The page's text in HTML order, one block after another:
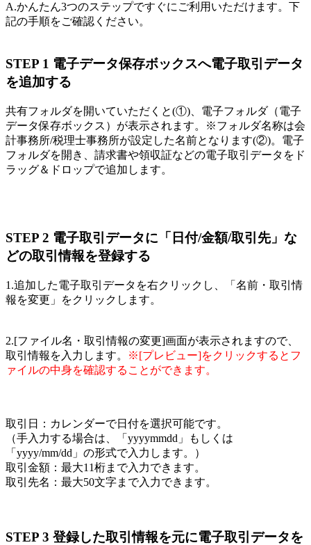
A.かんたん3つのステップですぐにご利用いただけます。下
記の手順をご確認ください。
STEP 1 電子データ保存ボックスへ電子取引データ
を追加する
共有フォルダを開いていただくと(①)、電子フォルダ（電子
データ保存ボックス）が表示されます。※フォルダ名称は会
計事務所/税理士事務所が設定した名前となります(②)。電子
フォルダを開き、請求書や領収証などの電子取引データをド
ラッグ＆ドロップで追加します。
STEP 2 電子取引データに「日付/金額/取引先」な
どの取引情報を登録する
1.追加した電子取引データを右クリックし、「名前・取引情
報を変更」をクリックします。
2.[ファイル名・取引情報の変更]画面が表示されますので、
取引情報を入力します。
※[プレビュー]をクリックするとフ
ァイルの中身を確認することができます。
取引日：カレンダーで日付を選択可能です。
（手入力する場合は、「yyyymmdd」もしくは
「yyyy/mm/dd」の形式で入力します。）
取引金額：最大11桁まで入力できます。
取引先名：最大50文字まで入力できます。
STEP 3 登録した取引情報を元に電子取引データを